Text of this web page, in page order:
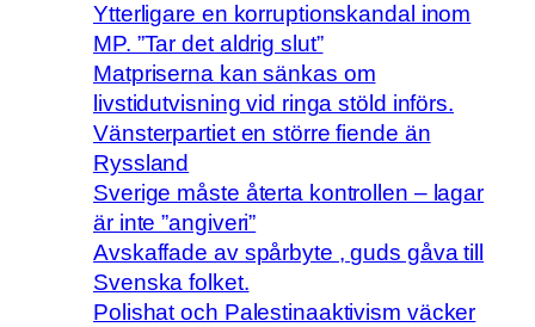
Ytterligare en korruptionskandal inom
MP. ”Tar det aldrig slut”
Matpriserna kan sänkas om
livstidutvisning vid ringa stöld införs.
Vänsterpartiet en större fiende än
Ryssland
Sverige måste återta kontrollen – lagar
är inte ”angiveri”
Avskaffade av spårbyte , guds gåva till
Svenska folket.
Polishat och Palestinaaktivism väcker